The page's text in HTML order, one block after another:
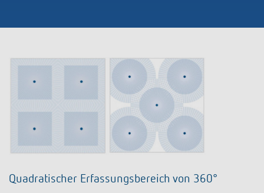
Quadratischer Erfassungsbereich von 360°